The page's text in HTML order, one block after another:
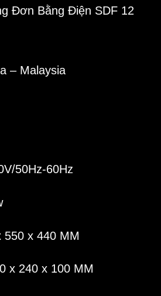
– Malaysia
50Hz-60Hz
x 440 MM
x 240 x 100 MM